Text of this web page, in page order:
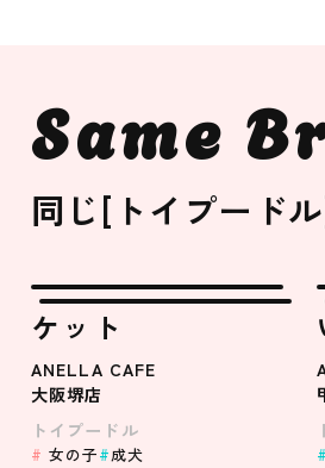
Same
同じ[トイプード
ケット
ANELLA CAFE
大阪堺店
トイプードル
女の子 成犬